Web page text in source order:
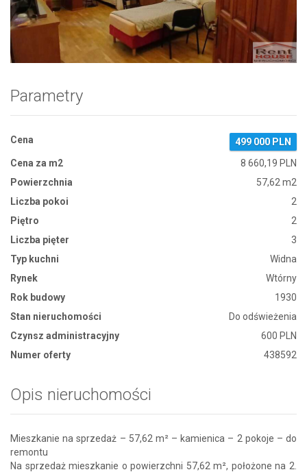
Zdjęcie 1
Parametry
Cena
499 000 PLN
Cena za m2
8 660,19 PLN
Powierzchnia
57,62 m2
Liczba pokoi
2
Piętro
2
Liczba pięter
3
Typ kuchni
Widna
Rynek
Wtórny
Rok budowy
1930
Stan nieruchomości
Do odświeżenia
Czynsz administracyjny
600 PLN
Numer oferty
438592
Opis nieruchomości
Mieszkanie na sprzedaż – 57,62 m² – kamienica – 2 pokoje – do
remontu
Na sprzedaż mieszkanie o powierzchni 57,62 m², położone na 2.